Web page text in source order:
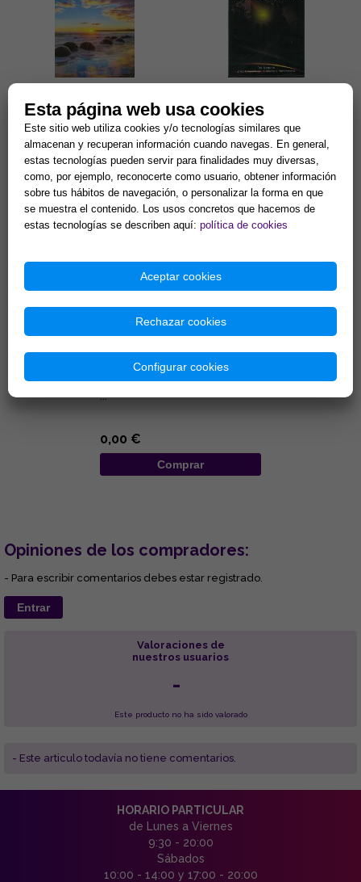
DESTELLOS DE INSPIRACIÓN:
AGENDA FOTOGRÁFICA 2026
Con selección de escritos de
Paramahansa Yogananda...
15,34 €
Comprar
TERRASSA INSÓLITA Y
MISTERIOS DEL MUNDO (DVD)
El investigador Miguel Ángel
Segura nos conduce hasta
Terrassa para mostrarnos
algunos de sus puntos más
inqui...
Comprar
FILM PP 19X66
TRANSPARENTE
...
0,00 €
Comprar
Opiniones de los compradores:
- Para escribir comentarios debes estar registrado.
Entrar
Valoraciones de
nuestros usuarios
-
Este producto no ha sido valorado
- Este articulo todavía no tiene comentarios.
HORARIO PARTICULAR
de Lunes a Viernes
9:30 - 20:00
Sábados
10:00 - 14:00 y 17:00 - 20:00
Esta página web usa cookies
Este sitio web utiliza cookies y/o tecnologías similares que
almacenan y recuperan información cuando navegas. En general,
estas tecnologías pueden servir para finalidades muy diversas,
como, por ejemplo, reconocerte como usuario, obtener información
sobre tus hábitos de navegación, o personalizar la forma en que
se muestra el contenido. Los usos concretos que hacemos de
estas tecnologías se describen aquí: política de cookies
Aceptar cookies
Rechazar cookies
Configurar cookies